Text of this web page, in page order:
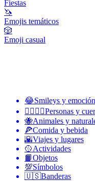
Fiestas
🦄
Emojis temáticos
🎲
Emoji casual
😂Smileys y
👩‍❤️‍💋‍👨Personas y
🐝Animales y
🍕Comida y bebida
🌇Viajes y lugares
🥎Actividades
📙Objetos
💯Símbolos
🇺🇸Banderas